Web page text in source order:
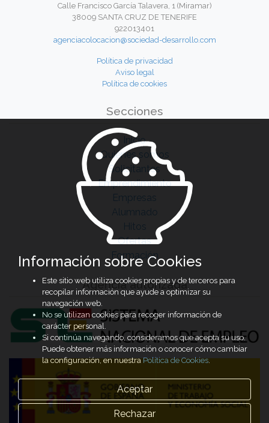
Calle Francisco García Talavera, 1 (Miramar)
38009 SANTA CRUZ DE TENERIFE
922013401
agenciacolocacion@sociedad-desarrollo.com
Política de privacidad
Aviso legal
Política de cookies
Secciones
Inicio
Quiénes somos
Solicitantes
Emprendimiento
Empresas
Alumnado
Hitos
Ofertas
Formación
Agencia autorizada
Información sobre Cookies
Este sitio web utiliza cookies propias y de terceros para
recopilar información que ayude a optimizar su
navegación web.
No se utilizan cookies para recoger información de
carácter personal.
Si continúa navegando, consideramos que acepta su uso.
Puede obtener más información o conocer cómo cambiar
la configuración, en nuestraPolítica de Cookies.
Aceptar
Rechazar